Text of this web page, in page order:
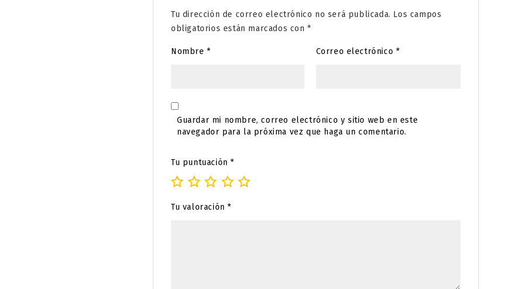
Tu dirección de correo electrónico no será publicada. Los campos
obligatorios están marcados con*
Nombre* Correo electrónico *
Guardar mi nombre, correo electrónico y sitio web en este
navegador para la próxima vez que haga un comentario.
Tu puntuación*
Tu valoración*